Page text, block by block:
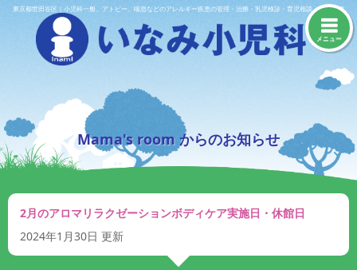
Skip東京都世田谷区｜小児科一般、アトピー、喘息などのアレルギー疾患の管理・治療・乳児検診・育児相談・予防接種
メニュー
Mama's room からのお知らせ
2月のアロマリラクゼーションボディケア実施日・休館日
2024年1月30日 更新